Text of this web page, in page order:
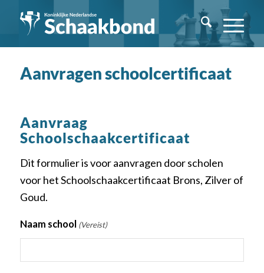
Aanvragen schoolcertificaat
Aanvraag
Schoolschaakcertificaat
Dit formulier is voor aanvragen door scholen
voor het Schoolschaakcertificaat Brons, Zilver of
Goud.
Naam school (Vereist)